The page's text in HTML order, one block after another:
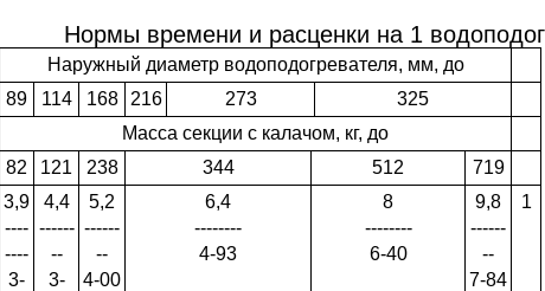
Нормы времени и расценки на 1
Наружный диаметр водоподогревателя, мм, до
89 114 168 216 273
325
Масса секции с калачом, кг, до
82
121 238 344 512
719
3,9
----
----
3-
4,4
------
--
3-
5,2
------
--
4-00
6,4
--------
4-93
8
--------
6-40
9,8
------
--
7-84
1